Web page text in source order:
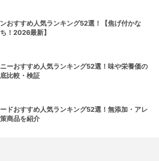
おすすめ人気ランキング52選！【焦げ付かな
！2026最新】
ーおすすめ人気ランキング52選！味や栄養価の
比較・検証
ードおすすめ人気ランキング52選！無添加・アレ
商品を紹介